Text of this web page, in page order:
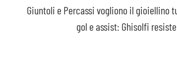
Giuntoli e Percassi vogliono il gioiellino
gol e assist: Ghisolfi resiste